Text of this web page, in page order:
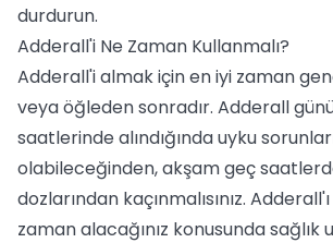
durdurun.
Adderall'i Ne Zaman Kullanmalı?
Adderall'i almak için en iyi zaman
veya öğleden sonradır. Adderall
saatlerinde alındığında uyku
olabileceğinden, akşam geç
dozlarından kaçınmalısınız.
zaman alacağınız konusunda sağlık